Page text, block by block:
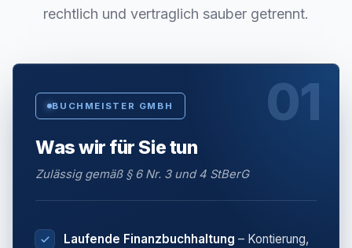
rechtlich und vertraglich sauber getrennt.
01
BUCHMEISTER GMBH
Was wir für Sie tun
Zulässig gemäß § 6 Nr. 3 und 4 StBerG
Laufende Finanzbuchhaltung – Kontierung,